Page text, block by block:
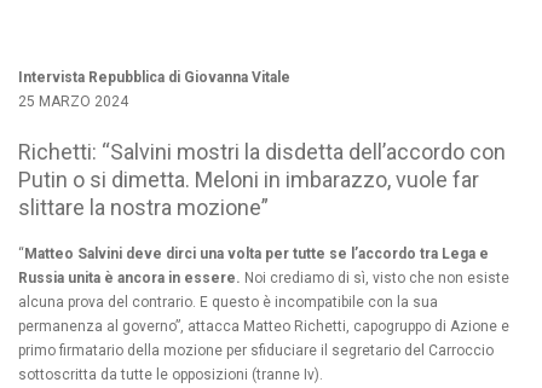
Intervista Repubblica di Giovanna Vitale
25 MARZO 2024
Richetti: “Salvini mostri la disdetta dell’accordo con
Putin o si dimetta. Meloni in imbarazzo, vuole far
slittare la nostra mozione”
“ Matteo Salvini deve dirci una volta per tutte se l’accordo tra Lega e
Russia unita è ancora in essere. Noi crediamo di sì, visto che non esiste
alcuna prova del contrario. E questo è incompatibile con la sua
permanenza al governo”, attacca Matteo Richetti, capogruppo di Azione e
primo firmatario della mozione per sfiduciare il segretario del Carroccio
sottoscritta da tutte le opposizioni (tranne Iv).